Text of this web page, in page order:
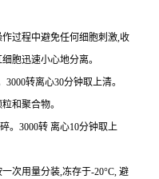
过程中避免任何细胞刺激,收
胞迅速小心地分离。
3000转离心30分钟取上清。
和聚合物。
。 3000转 离心10分钟取上
一次用量分装,冻存于-20°C, 避